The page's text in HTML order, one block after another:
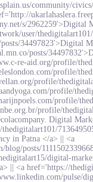
community/
s/2962259'>Digital
user/
34497823'>Digital
posts/
re-aid.org/profile/
profile/
profile/
profile/
profile/
profile/
Digital
in Patna </a> || <a
posts/
digital-
|| <a href='https://
pulse/